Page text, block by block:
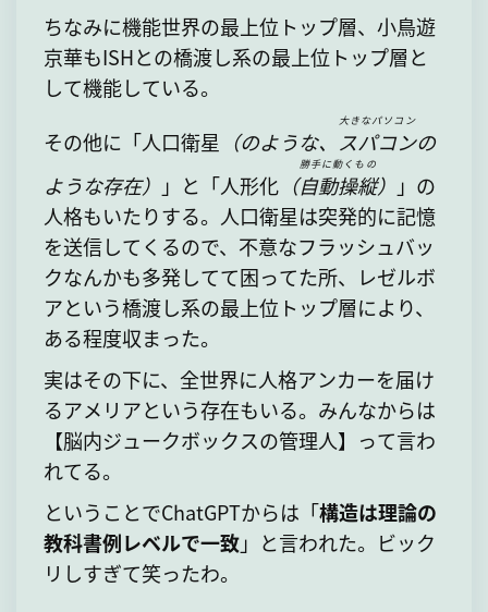
ちなみに機能世界の最上位トップ層、小鳥遊
京華もISHとの橋渡し系の最上位トップ層と
して機能している。
その他に「人口衛星 （のような、 スパコン
大きなパソコン
の
ような存在） 」と「人形化 （自動操縦
勝手に動くもの
） 」の
人格もいたりする。人口衛星は突発的に記憶
を送信してくるので、不意なフラッシュバッ
クなんかも多発してて困ってた所、レゼルボ
アという橋渡し系の最上位トップ層により、
ある程度収まった。
実はその下に、全世界に人格アンカーを届け
るアメリアという存在もいる。みんなからは
【脳内ジュークボックスの管理人】って言わ
れてる。
ということでChatGPTからは「構造は理論の
教科書例レベルで一致」と言われた。ビック
リしすぎて笑ったわ。